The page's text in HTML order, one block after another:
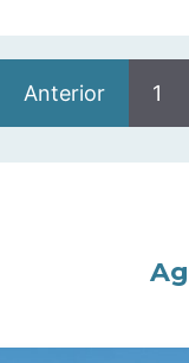
Anterior 1